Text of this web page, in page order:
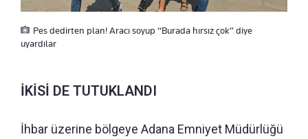
Pes dedirten plan! Aracı soyup “Burada hırsız çok” diye
uyardılar
İKİSİ DE TUTUKLANDI
İhbar üzerine bölgeye Adana Emniyet Müdürlüğü